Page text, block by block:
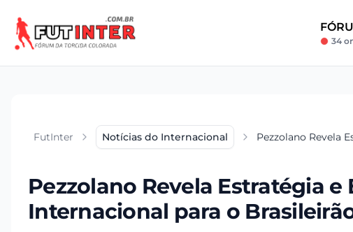
34
FutInter Notícias do Internacional Pezzolano Revela
Pezzolano Revela Estratégia
Internacional para o